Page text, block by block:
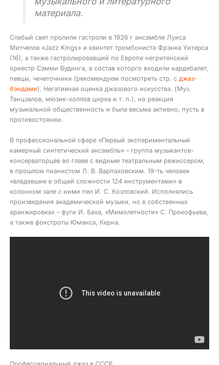
материала.
Слабый свет пролили гастроли в 1926 г ансамбля Луиса
Митчелла «Jazz Kings» и квинтет тромбониста Фрэнка Уитерса
(16), а также гастролировавший по Европе негритянский
оркестр Сэмми Вудинга, в состав которго входили кардебалет,
певцы, чечеточники (рекомендуем посмотреть стр. с джаз-
бэндами). Негативная оценка джазового искусства. (Муз.
Танцзалов, мюзик-холлов цирка и т. п.), но реакция
музыкальной общественность и была весьма активно, пусть в
противостоянии.
В профессиональной сфере «Первый экспериментальный
камерный синтетический ансамбль» – группа музыкантов-
консерваторцев во главе с видным театральным режиссером,
в прошлом пианистом Л. В. Варпаховским. 19-ть человек
«владевшие в общей сложности 124 инструментами» в
колонном зале с ними пел И. С. Козловский. Исполнялись
произведения академической музыки, но в собственных
аранжировках – фуги И. Баха, «Мимолетности» С. Прокофьева,
а также фокстроты Юманса, Керна.